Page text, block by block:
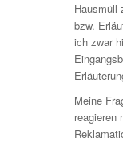
Hausmüll
bzw.
ich zwar
Meine
reagieren